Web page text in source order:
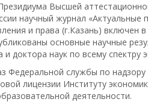
Высшей
научный журнал «Актуальные
и права (г.Казань) включен
основные научные
и доктора наук по всему спектру
Федеральной службы по
лицензии Институту
деятельности.